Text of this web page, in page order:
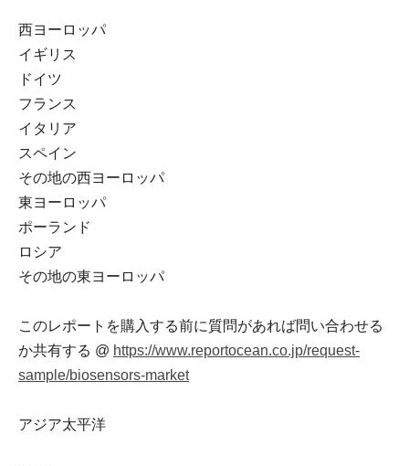
西ヨーロッパ
イギリス
ドイツ
フランス
イタリア
スペイン
その地の西ヨーロッパ
東ヨーロッパ
ポーランド
ロシア
その地の東ヨーロッパ
このレポートを購入する前に質問があれば問い合わせる
か共有する @ https://www.reportocean.co.jp/request-
sample/biosensors-market
アジア太平洋